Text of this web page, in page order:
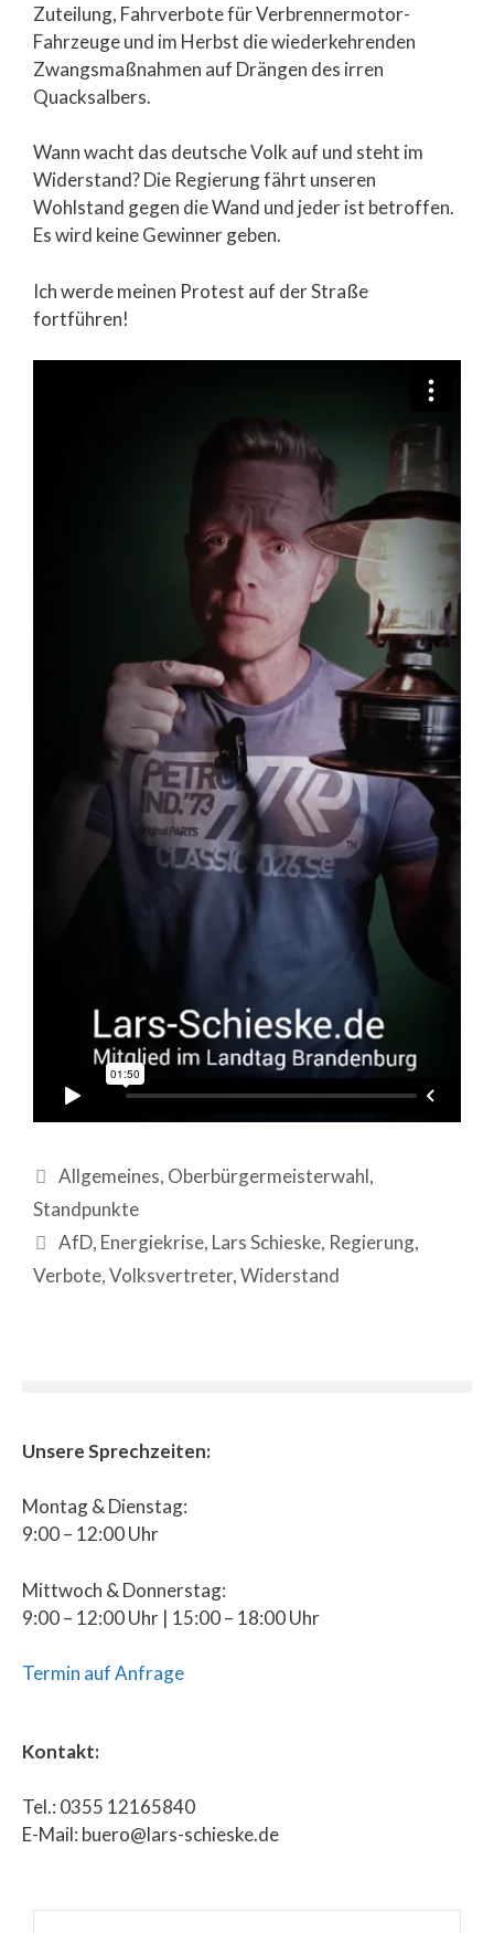
Zuteilung, Fahrverbote für Verbrennermotor-
Fahrzeuge und im Herbst die wiederkehrenden
Zwangsmaßnahmen auf Drängen des irren
Quacksalbers.
Wann wacht das deutsche Volk auf und steht im
Widerstand? Die Regierung fährt unseren
Wohlstand gegen die Wand und jeder ist betroffen.
Es wird keine Gewinner geben.
Ich werde meinen Protest auf der Straße
fortführen!
Allgemeines, Oberbürgermeisterwahl,
Standpunkte
AfD, Energiekrise, Lars Schieske, Regierung,
Verbote,Volksvertreter,Widerstand
Unsere Sprechzeiten:
Montag & Dienstag:
9:00 – 12:00 Uhr
Mittwoch & Donnerstag:
9:00 – 12:00 Uhr | 15:00 – 18:00 Uhr
Termin auf Anfrage
Kontakt:
Tel.: 0355 12165840
E-Mail: buero@lars-schieske.de